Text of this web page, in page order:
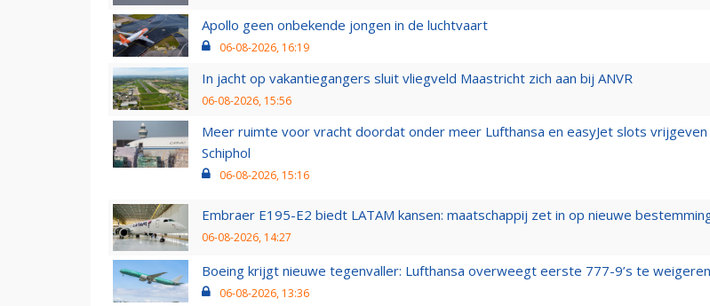
Apollo geen onbekende jongen in de luchtvaart
06-08-2026, 16:19
In jacht op vakantiegangers sluit vliegveld Maastricht zich aan bij ANVR
06-08-2026, 15:56
Meer ruimte voor vracht doordat onder meer Lufthansa en easyJet slots vrijgeven
Schiphol
06-08-2026, 15:16
Embraer E195-E2 biedt LATAM kansen: maatschappij zet in op nieuwe
06-08-2026, 14:27
Boeing krijgt nieuwe tegenvaller: Lufthansa overweegt eerste 777-9’s te weigeren
06-08-2026, 13:36